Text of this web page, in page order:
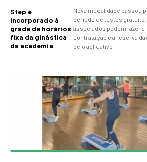
Step é
incorporado à
grade de horários
fixa da ginástica
da academia
Nova modalidade passou
período de testes gratuito.
associados podem fazer a
contratação e a reserva da
pelo aplicativo